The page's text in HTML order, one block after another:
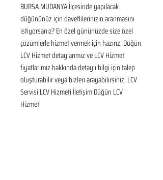
BURSA MUDANYA İlçesinde yapılacak
düğününüz için davetlilerinizin aranmasını
istiyorsanız? En özel gününüzde size özel
çözümlerle hizmet vermek için hazırız. Düğün
LCV Hizmet detaylarımız ve LCV Hizmet
fiyatlarımız hakkında detaylı bilgi için talep
oluşturabilir veya bizleri arayabilirsiniz. LCV
Servisi LCV Hizmeti İletişim Düğün LCV
Hizmeti